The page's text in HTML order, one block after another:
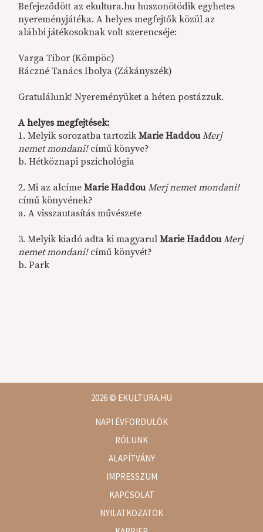
Befejeződött az ekultura.hu huszonötödik egyhetes
nyereményjátéka. A helyes megfejtők közül az
alábbi játékosoknak volt szerencséje:
Varga Tibor (Kömpöc)
Ráczné Tanács Ibolya (Zákányszék)
Gratulálunk! Nyereményüket a héten postázzuk.
A helyes megfejtések:
1. Melyik sorozatba tartozikMarie HaddouMerj
nemet mondani! című könyve?
b. Hétköznapi pszichológia
2. Mi az alcímeMarie HaddouMerj nemet mondani!
című könyvének?
a. A visszautasítás művészete
3. Melyik kiadó adta ki magyarulMarie HaddouMerj
nemet mondani! című könyvét?
b. Park
2026© EKULTURA.HU
NAPI ÉVFORDULÓK
RÓLUNK
ALAPÍTVÁNY
IMPRESSZUM
KAPCSOLAT
NYILATKOZATOK